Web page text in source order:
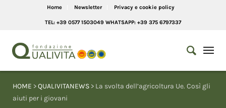
Home Newsletter Privacy e cookie policy
TEL: +39 0577 1503049 WHATSAPP: +39 375 6797337
HOME >QUALIVITANEWS > La svolta dell’agricoltura Ue. Così gli
aiuti per i giovani